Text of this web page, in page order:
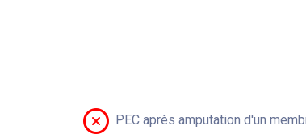
PEC après amputation d'un